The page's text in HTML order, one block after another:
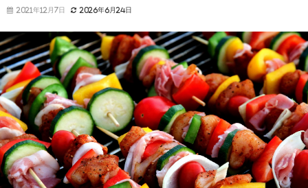
2021年12月7日 2026年6月24日